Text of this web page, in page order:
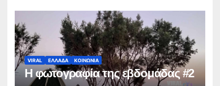
VIRAL ΕΛΛΑΔΑ ΚΟΙΝΩΝΙΑ
Η φωτογραφία της εβδομάδας #2